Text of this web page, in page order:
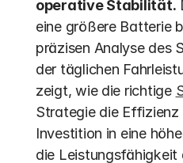
operative Stabilität.
eine größere Batterie
präzisen Analyse des
der täglichen
zeigt, wie die richtige
Strategie die Effizienz
Investition in eine
die Leistungsfähigkeit